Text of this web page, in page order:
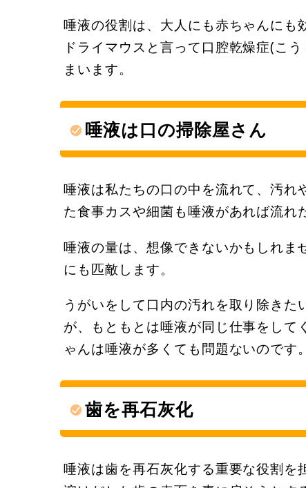
唾液の役割は、大人にも赤ちゃんにも
ドライマウスと言って口腔乾燥症(こ
まいます。
唾液は口の掃除屋さん
唾液は私たちの口の中を流れて、汚
た食事カスや細菌も唾液があれば流れ
唾液の量は、想像できないかもしれ
にも匹敵します。
うがいをして口内の汚れを取り除き
が、もともとは唾液が同じ仕事をし
ゃんは唾液が多くても問題ないのです。
歯を再石灰化
唾液は歯を再石灰化する重要な役割を